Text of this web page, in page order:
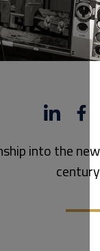
Facebook
Linkedin
into the